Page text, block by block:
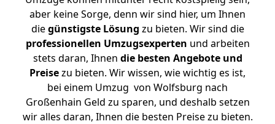
aber keine Sorge, denn wir sind hier, um Ihnen
diegünstigste Lösung zu bieten. Wir sind die
professionellen Umzugsexperten und arbeiten
stets daran, Ihnen die besten Angebote und
Preisezu bieten. Wir wissen, wie wichtig es ist,
bei einem Umzug von Wolfsburg nach
Großenhain Geld zu sparen, und deshalb setzen
wir alles daran, Ihnen die besten Preise zu bieten.